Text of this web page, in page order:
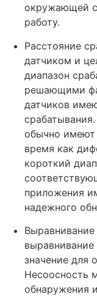
окружающей
работу.
Расстояние
датчиком и
диапазон
решающими
датчиков
обычно имеют
время как
короткий
приложения
надежного
значение для
Несоосность
обнаружения